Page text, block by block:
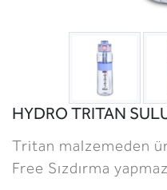
HYDRO TRITAN
Tritan malzemeden
Free Sızdırma